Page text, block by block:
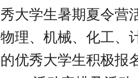
秀大学生暑期夏令营
物理、机械、化工、
的优秀大学生积极报